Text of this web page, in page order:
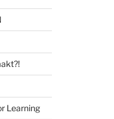
Learning